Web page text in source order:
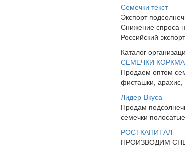
Семечки текст
Экспорт
Снижение спроса
Российский
Каталог
СЕМЕЧКИ
Продаем оптом
фисташки,
Лидер-Вкуса
Продам
семечки
РОСТКАПИТАЛ
ПРОИЗВОДИМ